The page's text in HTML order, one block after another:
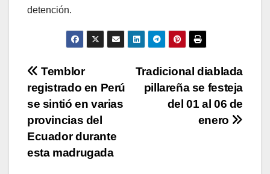
detención.
Navegación
de
entradas
Tradicional diablada
pillareña se festeja
del 01 al 06 de
enero
Temblor
registrado en Perú
se sintió en varias
provincias del
Ecuador durante
esta madrugada